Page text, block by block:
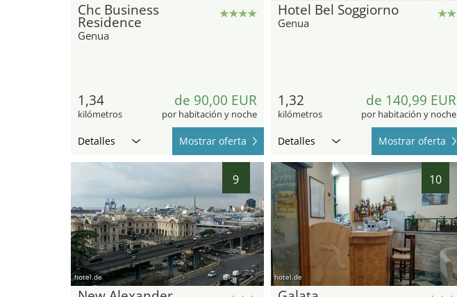
Chc Business
Residence
Genua
1,34
kilómetros
de 90,00 EUR
por habitación y noche
Detalles Mostrar oferta
Hotel Bel Soggiorno
Genua
1,32
kilómetros
de 140,99 EUR
por habitación y noche
Detalles Mostrar oferta
9
hotel.de
10
hotel.de